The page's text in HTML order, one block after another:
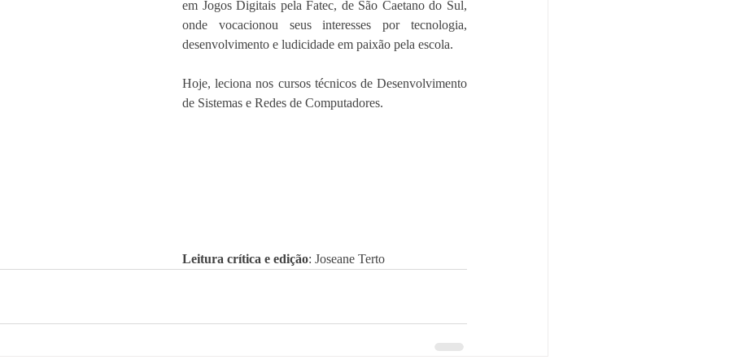
em Jogos Digitais pela Fatec, de São Caetano do Sul,
onde vocacionou seus interesses por tecnologia,
desenvolvimento e ludicidade em paixão pela escola.
Hoje, leciona nos cursos técnicos de Desenvolvimento
de Sistemas e Redes de Computadores.
Leitura crítica e edição: Joseane Terto